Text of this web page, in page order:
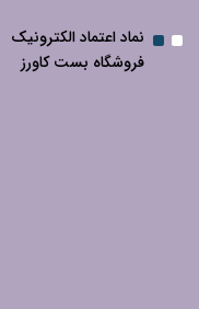
نماد اعتماد الکترونیک
فروشگاه بست کاورز